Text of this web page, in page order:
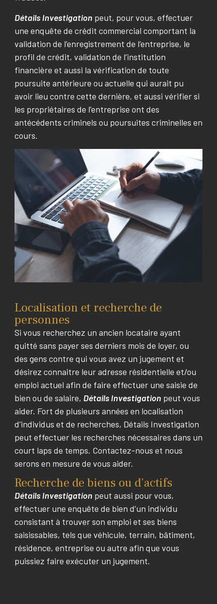
Détails Investigation peut, pour vous, effectuer
une enquête de crédit commercial comportant la
validation de l’enregistrement de l’entreprise, le
profil de crédit, validation de l’institution
financière et aussi la vérification de toute
poursuite antérieure ou actuelle qui aurait pu
avoir lieu contre cette dernière, et aussi vérifier si
les propriétaires de l’entreprise ont des
antécédents criminels ou poursuites criminelles en
cours.
Localisation et recherche de
personnes
Si vous recherchez un ancien locataire ayant
quitté sans payer ses derniers mois de loyer, ou
des gens contre qui vous avez un jugement et
désirez connaitre leur adresse résidentielle et/ou
emploi actuel afin de faire effectuer une saisie de
bien ou de salaire, Détails Investigation peut vous
aider. Fort de plusieurs années en localisation
d’individus et de recherches, Détails Investigation
peut effectuer les recherches nécessaires dans un
court laps de temps. Contactez-nous et nous
serons en mesure de vous aider.
Recherche de biens ou d’actifs
Détails Investigation peut aussi pour vous,
effectuer une enquête de bien d’un individu
consistant à trouver son emploi et ses biens
saisissables, tels que véhicule, terrain, bâtiment,
résidence, entreprise ou autre afin que vous
puissiez faire exécuter un jugement.